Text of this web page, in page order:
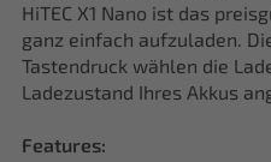
HiTEC X1 Nano ist das
ganz einfach aufzuladen.
Tastendruck wählen die
Ladezustand Ihres Akkus
Features: